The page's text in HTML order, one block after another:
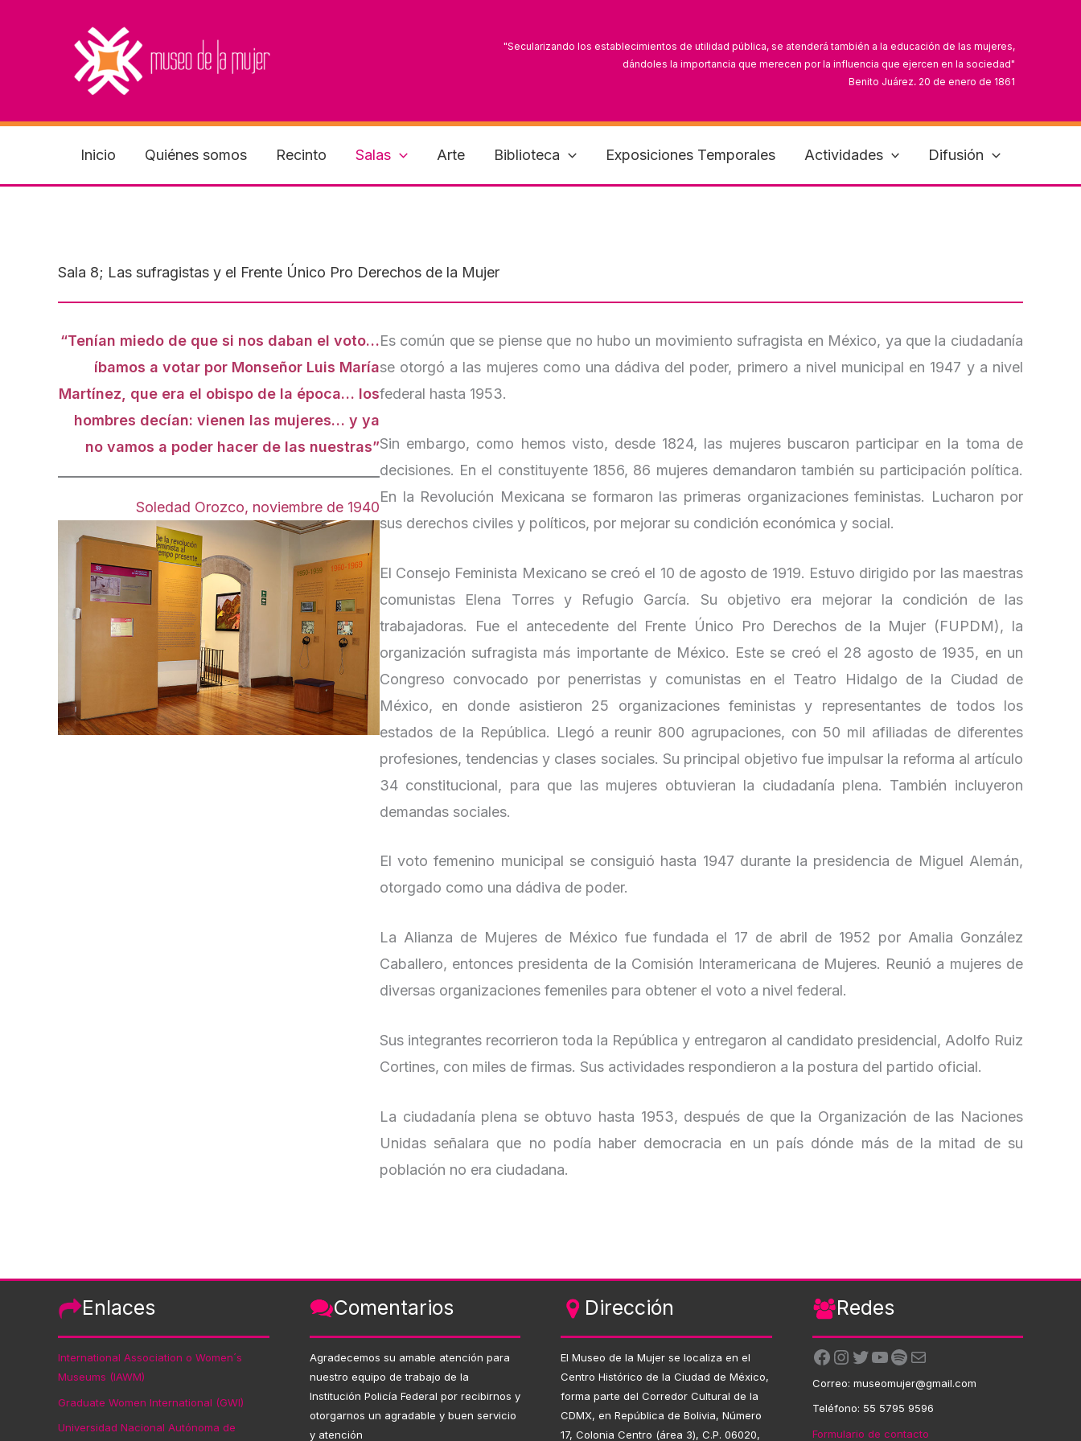
"Secularizando los establecimientos de utilidad pública, se atenderá también a la educación de las mujeres,
dándoles la importancia que merecen por la influencia que ejercen en la sociedad"
Benito Juárez, 20 de enero de 1861
Inicio Quiénes somos Recinto Salas Arte Biblioteca Exposiciones Temporales Actividades Difusión
Sala 8; Las sufragistas y el Frente Único Pro Derechos de la Mujer
“Tenían miedo de que si nos daban el voto…
íbamos a votar por Monseñor Luis María
Martínez, que era el obispo de la época… los
hombres decían: vienen las mujeres… y ya
no vamos a poder hacer de las nuestras”
Soledad Orozco, noviembre de 1940
Es común que se piense que no hubo un movimiento sufragista en México, ya que la ciudadanía
se otorgó a las mujeres como una dádiva del poder, primero a nivel municipal en 1947 y a nivel
federal hasta 1953.
Sin embargo, como hemos visto, desde 1824, las mujeres buscaron participar en la toma de
decisiones. En el constituyente 1856, 86 mujeres demandaron también su participación política.
En la Revolución Mexicana se formaron las primeras organizaciones feministas. Lucharon por
sus derechos civiles y políticos, por mejorar su condición económica y social.
El Consejo Feminista Mexicano se creó el 10 de agosto de 1919. Estuvo dirigido por las maestras
comunistas Elena Torres y Refugio García. Su objetivo era mejorar la condición de las
trabajadoras. Fue el antecedente del Frente Único Pro Derechos de la Mujer (FUPDM), la
organización sufragista más importante de México. Este se creó el 28 agosto de 1935, en un
Congreso convocado por penerristas y comunistas en el Teatro Hidalgo de la Ciudad de
México, en donde asistieron 25 organizaciones feministas y representantes de todos los
estados de la República. Llegó a reunir 800 agrupaciones, con 50 mil afiliadas de diferentes
profesiones, tendencias y clases sociales. Su principal objetivo fue impulsar la reforma al artículo
34 constitucional, para que las mujeres obtuvieran la ciudadanía plena. También incluyeron
demandas sociales.
El voto femenino municipal se consiguió hasta 1947 durante la presidencia de Miguel Alemán,
otorgado como una dádiva de poder.
La Alianza de Mujeres de México fue fundada el 17 de abril de 1952 por Amalia González
Caballero, entonces presidenta de la Comisión Interamericana de Mujeres. Reunió a mujeres de
diversas organizaciones femeniles para obtener el voto a nivel federal.
Sus integrantes recorrieron toda la República y entregaron al candidato presidencial, Adolfo Ruiz
Cortines, con miles de firmas. Sus actividades respondieron a la postura del partido oficial.
La ciudadanía plena se obtuvo hasta 1953, después de que la Organización de las Naciones
Unidas señalara que no podía haber democracia en un país dónde más de la mitad de su
población no era ciudadana.
Enlaces
International Association o Women´s
Museums (IAWM)
Graduate Women International (GWI)
Universidad Nacional Autónoma de
Comentarios
Agradecemos su amable atención para
nuestro equipo de trabajo de la
Institución Policía Federal por recibirnos y
otorgarnos un agradable y buen servicio
y atención
Dirección
El Museo de la Mujer se localiza en el
Centro Histórico de la Ciudad de México,
forma parte del Corredor Cultural de la
CDMX, en República de Bolivia, Número
17, Colonia Centro (área 3), C.P. 06020,
Redes
Facebook
Instagram
Twitter
YouTube
Spotify
Correo electrónico
Correo: museomujer@gmail.com
Teléfono: 55 5795 9596
Formulario de contacto